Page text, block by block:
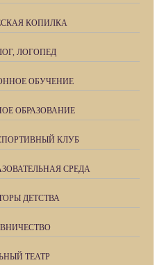
КОПИЛКА
ЛОГОПЕД
ОБУЧЕНИЕ
ОБРАЗОВАНИЕ
КЛУБ
СРЕДА
ДЕТСТВА
ТЕАТР